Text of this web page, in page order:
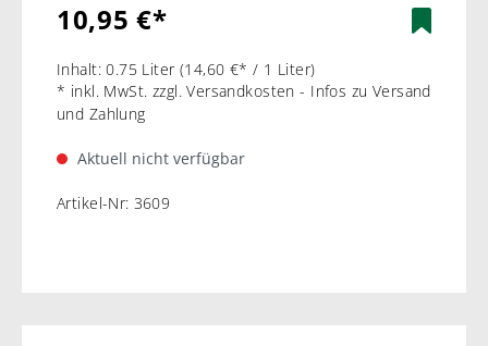
10,95 €*
Inhalt:0.75 Liter (14,60 €* / 1 Liter)
* inkl. MwSt. zzgl. Versandkosten - Infos zu Versand
und Zahlung
Aktuell nicht verfügbar
Artikel-Nr: 3609